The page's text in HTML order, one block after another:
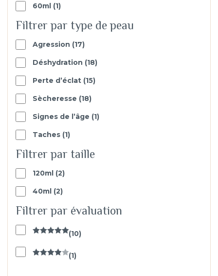
60ml 11
Filtrer par type de peau
Agression 1717
Déshydration
1818
Perte d’éclat 1515
Sècheresse
1818
Signes de l’âge
11
Taches 11
Filtrer par taille
120ml 22
40ml 22
Filtrer par évaluation
5
(10)
(1)